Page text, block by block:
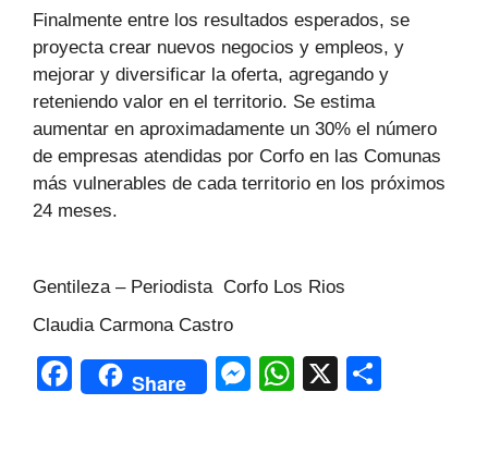
Finalmente entre los resultados esperados, se
proyecta crear nuevos negocios y empleos, y
mejorar y diversificar la oferta, agregando y
reteniendo valor en el territorio. Se estima
aumentar en aproximadamente un 30% el número
de empresas atendidas por Corfo en las Comunas
más vulnerables de cada territorio en los próximos
24 meses.
Gentileza – Periodista Corfo Los Rios
Claudia Carmona Castro
F
a
Share
M W X